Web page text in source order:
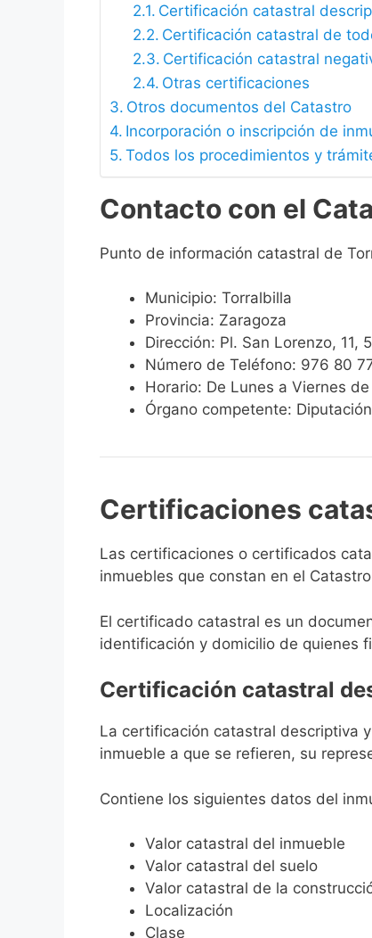
Certificación catastral
Certificación catastral de
Certificación catastral
Otras certificaciones
Otros documentos del Catastro
Incorporación o inscripción de
Todos los procedimientos y
Contacto con el
Punto de información catastral de
Municipio: Torralbilla
Provincia: Zaragoza
Dirección: Pl. San Lorenzo, 11,
Número de Teléfono: 976 80
Horario: De Lunes a Viernes
Órgano competente:
Certificaciones
Las certificaciones o certificados
inmuebles que constan en el
El certificado catastral es un
identificación y domicilio de quienes
Certificación catastral
La certificación catastral descriptiva
inmueble a que se refieren, su
Contiene los siguientes datos del
Valor catastral del inmueble
Valor catastral del suelo
Valor catastral de la
Localización
Clase